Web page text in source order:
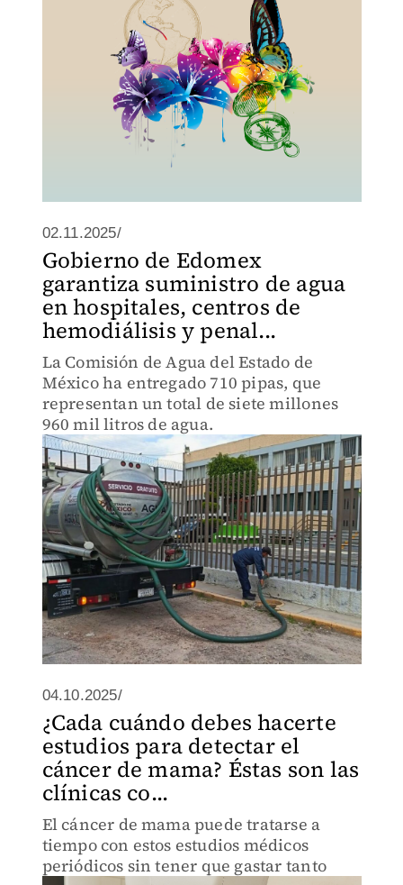
02.11.2025/
Gobierno de Edomex
garantiza suministro de agua
en hospitales, centros de
hemodiálisis y penal...
La Comisión de Agua del Estado de
México ha entregado 710 pipas, que
representan un total de siete millones
960 mil litros de agua.
04.10.2025/
¿Cada cuándo debes hacerte
estudios para detectar el
cáncer de mama? Éstas son las
clínicas co...
El cáncer de mama puede tratarse a
tiempo con estos estudios médicos
periódicos sin tener que gastar tanto